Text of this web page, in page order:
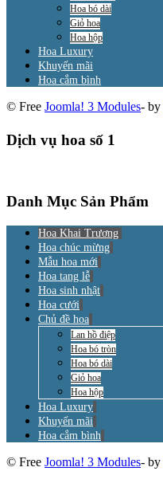
Hoa bó dài
Giỏ hoa
Hoa hộp
Hoa Luxury
Khuyến mãi
Hoa cắm bình
© Free Joomla! 3 Modules- by
Dịch vụ hoa số 1
Danh Mục Sản Phẩm
Hoa Khai Trương
Hoa chúc mừng
Mẫu hoa mới
Hoa tang lễ
Hoa sinh nhật
Hoa cưới
Chủ đề hoa
Lan hồ điệp
Hoa bó tròn
Hoa bó dài
Giỏ hoa
Hoa hộp
Hoa Luxury
Khuyến mãi
Hoa cắm bình
© Free Joomla! 3 Modules- by